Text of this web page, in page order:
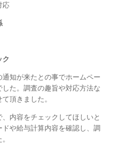
応
ク
知が来たとの事でホームペー
た。調査の趣旨や対応方法な
頂きました。
内容をチェックしてほしいと
や給与計算内容を確認し、調